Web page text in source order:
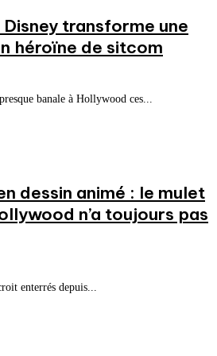
transforme une
héroïne de sitcom
banale à Hollywood ces...
dessin animé : le mulet
n’a toujours pas
enterrés depuis...